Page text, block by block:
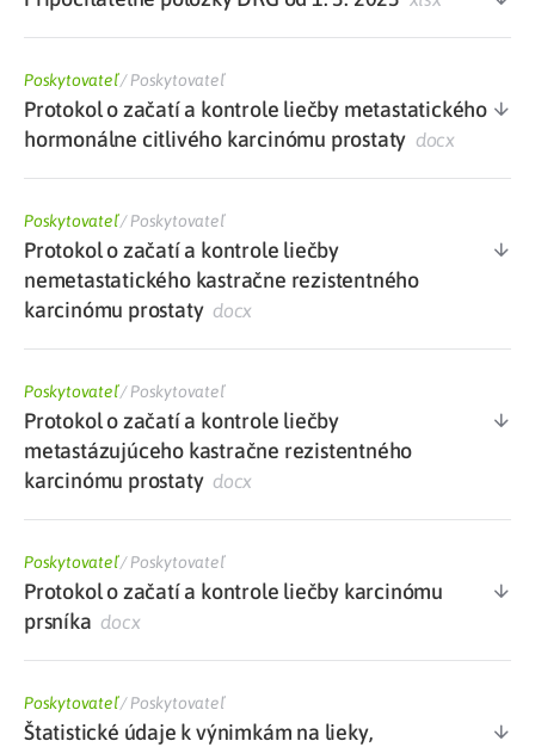
Poskytovateľ/Poskytovateľ
Protokol o začatí a kontrole liečby metastatického
hormonálne citlivého karcinómu prostaty docx
Poskytovateľ/Poskytovateľ
Protokol o začatí a kontrole liečby
nemetastatického kastračne rezistentného
karcinómu prostatydocx
Poskytovateľ/Poskytovateľ
Protokol o začatí a kontrole liečby
metastázujúceho kastračne rezistentného
karcinómu prostatydocx
Poskytovateľ/Poskytovateľ
Protokol o začatí a kontrole liečby karcinómu
prsníka docx
Poskytovateľ/Poskytovateľ
Štatistické údaje k výnimkám na lieky,